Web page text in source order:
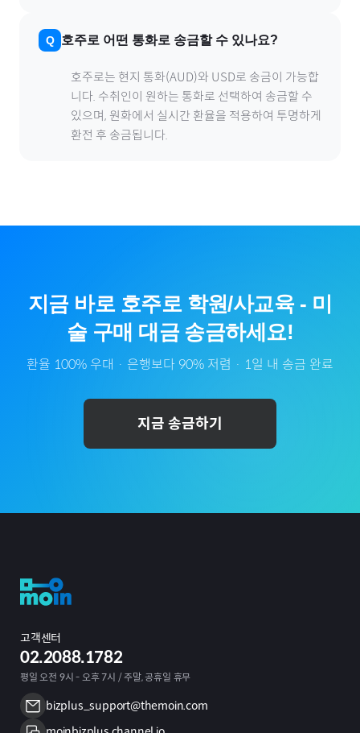
호주로 어떤 통화로 송금할 수 있나요?
호주로는 현지 통화(AUD)와 USD로 송금이 가능합
니다. 수취인이 원하는 통화로 선택하여 송금할 수
있으며, 원화에서 실시간 환율을 적용하여 투명하게
환전 후 송금됩니다.
지금 바로 호주로 학원/사교육- 미
술구매 대금 송금하세요!
환율 100% 우대 · 은행보다 90% 저렴 · 1일 내 송금 완료
지금 송금하기
고객센터
02.2088.1782
평일 오전 9시 - 오후 7시 / 주말, 공휴일 휴무
bizplus_support@themoin.com